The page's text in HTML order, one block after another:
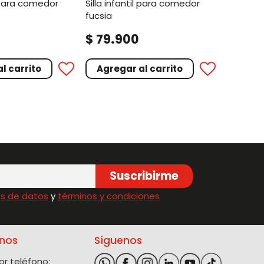
carrito
silla infantil para comedor
fucsia
$ 79.900
Agregar al carrito
Suscribirme
de datos y términos y condiciones
teléfono:
Síguenos